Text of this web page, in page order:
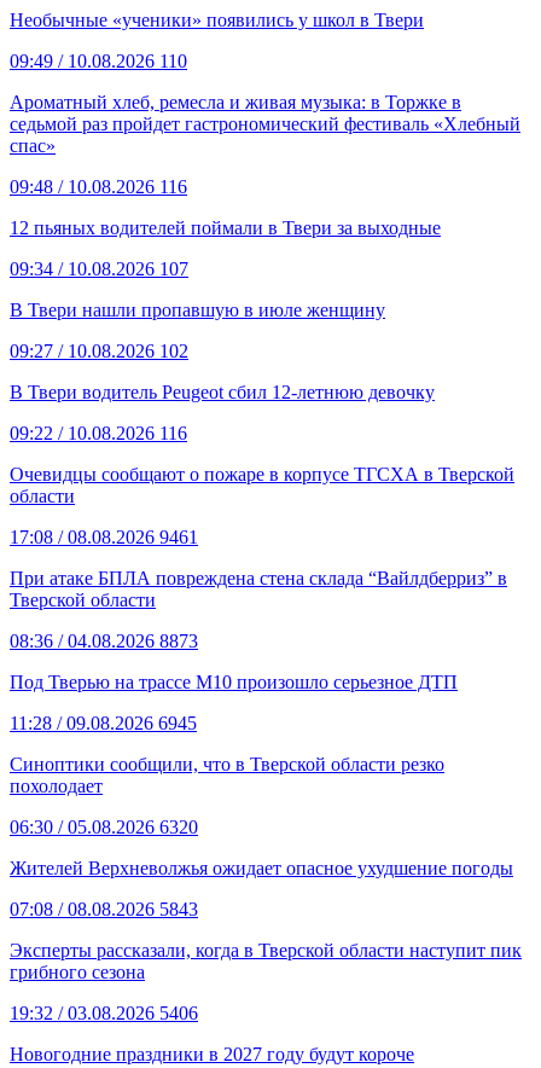
Необычные «ученики» появились у школ в Твери
09:49 / 10.08.2026 110
Ароматный хлеб, ремесла и живая музыка: в Торжке в
седьмой раз пройдет гастрономический фестиваль «Хлебный
спас»
09:48 / 10.08.2026 116
12 пьяных водителей поймали в Твери за выходные
09:34 / 10.08.2026 107
В Твери нашли пропавшую в июле женщину
09:27 / 10.08.2026 102
В Твери водитель Peugeot сбил 12-летнюю девочку
09:22 / 10.08.2026 116
Очевидцы сообщают о пожаре в корпусе ТГСХА в Тверской
области
17:08 / 08.08.2026 9461
При атаке БПЛА повреждена стена склада “Вайлдберриз” в
Тверской области
08:36 / 04.08.2026 8873
Под Тверью на трассе М10 произошло серьезное ДТП
11:28 / 09.08.2026 6945
Синоптики сообщили, что в Тверской области резко
похолодает
06:30 / 05.08.2026 6320
Жителей Верхневолжья ожидает опасное ухудшение погоды
07:08 / 08.08.2026 5843
Эксперты рассказали, когда в Тверской области наступит пик
грибного сезона
19:32 / 03.08.2026 5406
Новогодние праздники в 2027 году будут короче